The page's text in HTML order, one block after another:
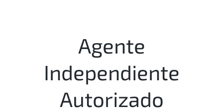
Agente
Independiente
Autorizado